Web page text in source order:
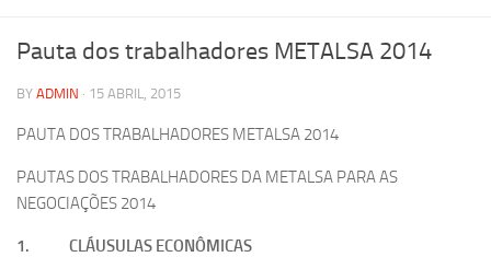
Pauta dos trabalhadores METALSA 2014
BY ADMIN · 15 ABRIL, 2015
PAUTA DOS TRABALHADORES METALSA 2014
PAUTAS DOS TRABALHADORES DA METALSA PARA AS
NEGOCIAÇÕES 2014
1. CLÁUSULAS ECONÔMICAS